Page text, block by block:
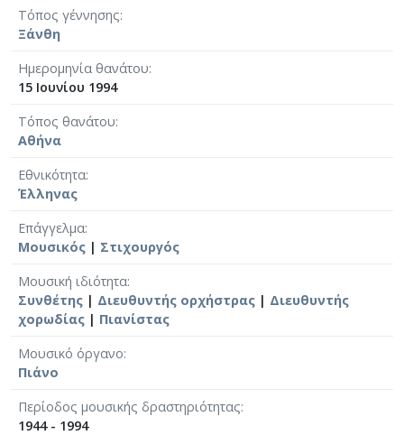
Τόπος γέννησης
Ξάνθη
Ημερομηνία θανάτου
15 Ιουνίου 1994
Τόπος θανάτου
Αθήνα
Εθνικότητα
Έλληνας
Επάγγελμα
Μουσικός | Στιχουργός
Μουσική ιδιότητα
Συνθέτης | Διευθυντής ορχήστρας | Διευθυντής
χορωδίας | Πιανίστας
Μουσικό όργανο
Πιάνο
Περίοδος μουσικής δραστηριότητας
1944 - 1994